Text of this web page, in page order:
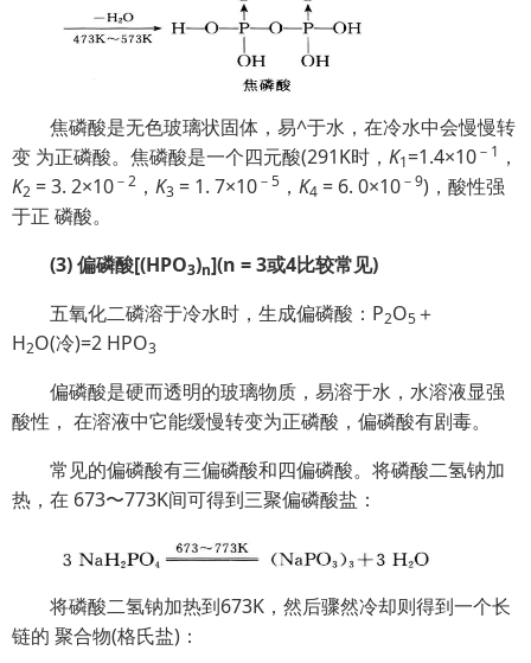
焦磷酸是无色玻璃状固体，易^于水，在冷水中会慢慢转
变 为正磷酸。焦磷酸是一个四元酸(291K时， K1=1.4×10－ 1 ，
K2 = 3. 2×10－2 ， K3 = 1. 7×10－5 ， K4 = 6. 0×10－9)，酸性强
于正 磷酸。
(3) 偏磷酸[(HPO3)n](n = 3或4比较常见)
五氧化二磷溶于冷水时，生成偏磷酸：P2O5 ＋
H2O(冷)=2 HPO3
偏磷酸是硬而透明的玻璃物质，易溶于水，水溶液显强
酸性， 在溶液中它能缓慢转变为正磷酸，偏磷酸有剧毒。
常见的偏磷酸有三偏磷酸和四偏磷酸。将磷酸二氢钠加
热，在 673〜773K间可得到三聚偏磷酸盐：
将磷酸二氢钠加热到673K，然后骤然冷却则得到一个长
链的 聚合物(格氏盐)：